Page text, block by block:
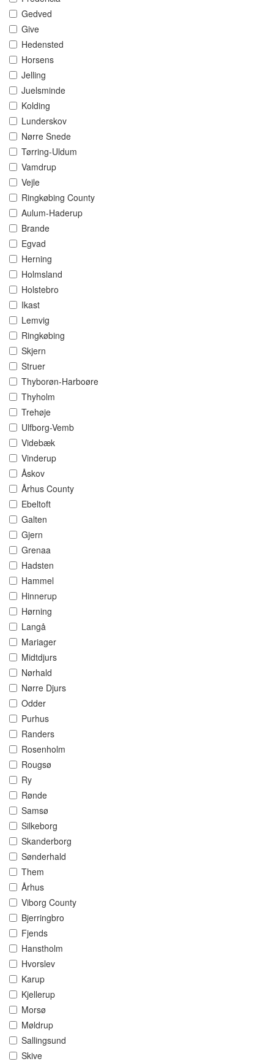
Gedved
Give
Hedensted
Horsens
Jelling
Juelsminde
Kolding
Lunderskov
Nørre Snede
Tørring-Uldum
Vamdrup
Vejle
Ringkøbing County
Aulum-Haderup
Brande
Egvad
Herning
Holmsland
Holstebro
Ikast
Lemvig
Ringkøbing
Skjern
Struer
Thyborøn-Harboøre
Thyholm
Trehøje
Ulfborg-Vemb
Videbæk
Vinderup
Åskov
Århus County
Ebeltoft
Galten
Gjern
Grenaa
Hadsten
Hammel
Hinnerup
Hørning
Langå
Mariager
Midtdjurs
Nørhald
Nørre Djurs
Odder
Purhus
Randers
Rosenholm
Rougsø
Ry
Rønde
Samsø
Silkeborg
Skanderborg
Sønderhald
Them
Århus
Viborg County
Bjerringbro
Fjends
Hanstholm
Hvorslev
Karup
Kjellerup
Morsø
Møldrup
Sallingsund
Skive